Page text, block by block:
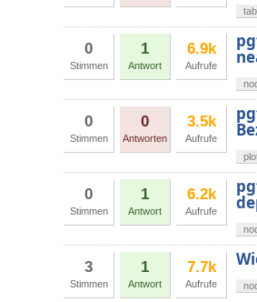
0
Stimmen
1
Antwort
6.9k
Aufrufe
0
Stimmen
0
Antworten
3.5k
Aufrufe
0
Stimmen
1
Antwort
6.2k
Aufrufe
3
Stimmen
1
Antwort
7.7k
Aufrufe